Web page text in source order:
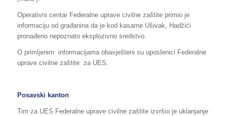
Operativni centar Federalne uprave civilne zaštite primio je
informaciju od građanina da je kod kasarne Ušivak, Hadžići
pronađeno nepoznato eksplozivno sredstvo.
O primljenim informacijama obavješteni su uposlenici Federalne
uprave civilne zaštite za UES.
Posavski kanton
Tim za UES Federalne uprave civilne zaštite izvršio je uklanjanje